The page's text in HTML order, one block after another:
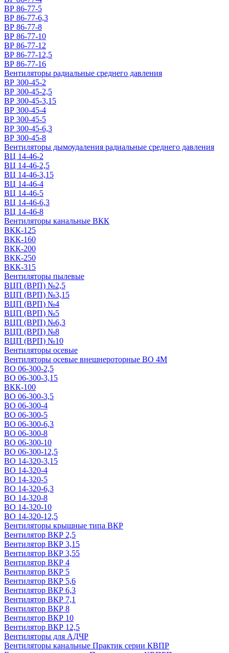
ВР 86-77-5
ВР 86-77-6,3
ВР 86-77-8
ВР 86-77-10
ВР 86-77-12
ВР 86-77-12,5
ВР 86-77-16
Вентиляторы радиальные среднего давления
ВР 300-45-2
ВР 300-45-2,5
ВР 300-45-3,15
ВР 300-45-4
ВР 300-45-5
ВР 300-45-6,3
ВР 300-45-8
Вентиляторы дымоудаления радиальные среднего давления
ВЦ 14-46-2
ВЦ 14-46-2,5
ВЦ 14-46-3,15
ВЦ 14-46-4
ВЦ 14-46-5
ВЦ 14-46-6,3
ВЦ 14-46-8
Вентиляторы канальные ВКК
ВКК-125
ВКК-160
ВКК-200
ВКК-250
ВКК-315
Вентиляторы пылевые
ВЦП (ВРП) №2,5
ВЦП (ВРП) №3,15
ВЦП (ВРП) №4
ВЦП (ВРП) №5
ВЦП (ВРП) №6,3
ВЦП (ВРП) №8
ВЦП (ВРП) №10
Вентиляторы осевые
Вентиляторы осевые внешнероторные ВО 4М
ВО 06-300-2,5
ВО 06-300-3,15
ВКК-100
ВО 06-300-3,5
ВО 06-300-4
ВО 06-300-5
ВО 06-300-6,3
ВО 06-300-8
ВО 06-300-10
ВО 06-300-12,5
ВО 14-320-3,15
ВО 14-320-4
ВО 14-320-5
ВО 14-320-6,3
ВО 14-320-8
ВО 14-320-10
ВО 14-320-12,5
Вентиляторы крышные типа ВКР
Вентилятор ВКР 2,5
Вентилятор ВКР 3,15
Вентилятор ВКР 3,55
Вентилятор ВКР 4
Вентилятор ВКР 5
Вентилятор ВКР 5,6
Вентилятор ВКР 6,3
Вентилятор ВКР 7,1
Вентилятор ВКР 8
Вентилятор ВКР 10
Вентилятор ВКР 12,5
Вентиляторы для АДЧР
Вентиляторы канальные Практик серии КВПР